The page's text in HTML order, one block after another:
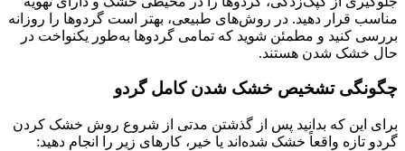
مناسب قرار دهید. در روش‌های طبیعی، بهتر است گردوها را روزانه
بررسی کنید و مطمئن شوید که تمامی گردوها به‌طور یکنواخت در
حال خشک شدن هستند.
چگونگی تشخیص خشک شدن کامل گردو
برای این که بدانید پس از گذشتن مدتی از شروع روش خشک کردن
گردو تازه واقعاً خشک شده‌اند یا خیر، کارهای زیر را انجام دهید: